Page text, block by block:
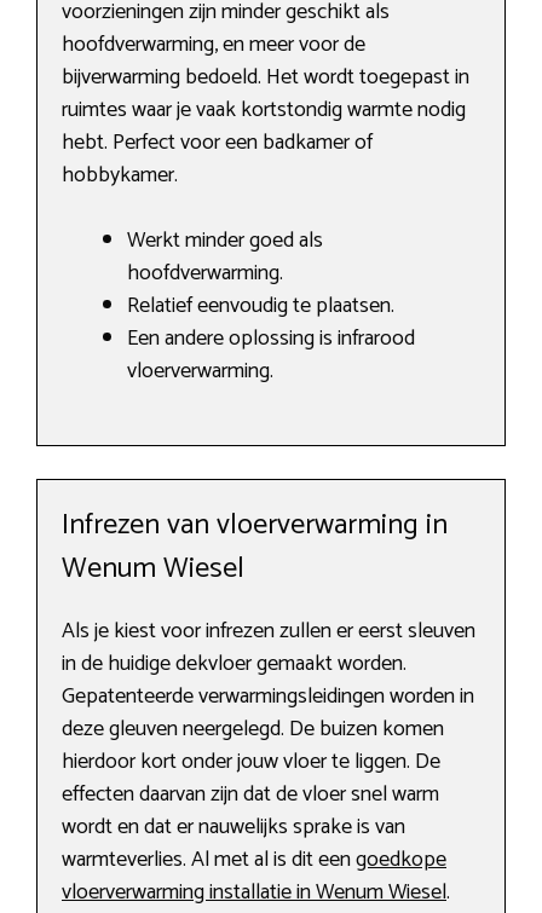
voorzieningen zijn minder geschikt als
hoofdverwarming, en meer voor de
bijverwarming bedoeld. Het wordt toegepast in
ruimtes waar je vaak kortstondig warmte nodig
hebt. Perfect voor een badkamer of
hobbykamer.
Werkt minder goed als
hoofdverwarming.
Relatief eenvoudig te plaatsen.
Een andere oplossing is infrarood
vloerverwarming.
Infrezen van vloerverwarming in
Wenum Wiesel
Als je kiest voor infrezen zullen er eerst sleuven
in de huidige dekvloer gemaakt worden.
Gepatenteerde verwarmingsleidingen worden in
deze gleuven neergelegd. De buizen komen
hierdoor kort onder jouw vloer te liggen. De
effecten daarvan zijn dat de vloer snel warm
wordt en dat er nauwelijks sprake is van
warmteverlies. Al met al is dit eengoedkope
vloerverwarming installatie in Wenum Wiesel.